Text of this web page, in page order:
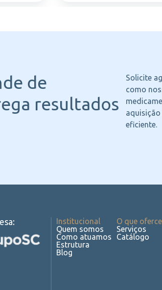
de
resultados
Solicite
como
aquisição
eficiente.
Institucional
Quem somos
Como atuamos
Estrutura
Blog
O que
Serviços
Catálogo